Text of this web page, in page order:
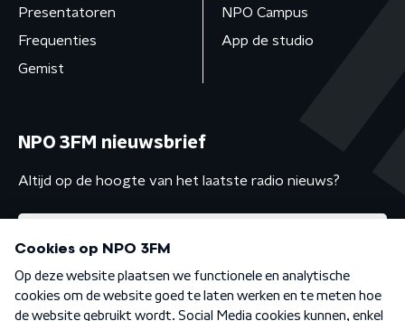
Presentatoren
Frequenties
Gemist
NPO Campus
App de studio
NPO 3FM nieuwsbrief
Altijd op de hoogte van het laatste radio nieuws?